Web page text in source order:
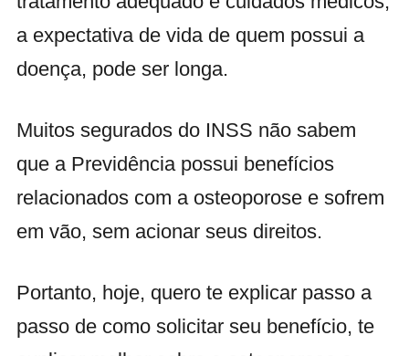
a expectativa de vida de quem possui a
doença, pode ser longa.
Muitos segurados do INSS não sabem
que a Previdência possui benefícios
relacionados com a osteoporose e sofrem
em vão, sem acionar seus direitos.
Portanto, hoje, quero te explicar passo a
passo de como solicitar seu benefício, te